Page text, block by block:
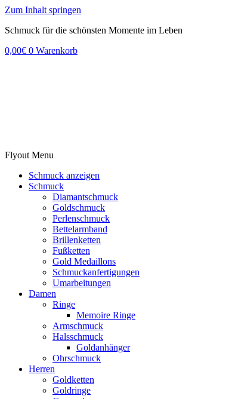
Zum Inhalt springen
Schmuck für die schönsten Momente im Leben
0,00€ 0 Warenkorb
Flyout Menu
Schmuck anzeigen
Schmuck
Diamantschmuck
Goldschmuck
Perlenschmuck
Bettelarmband
Brillenketten
Fußketten
Gold Medaillons
Schmuckanfertigungen
Umarbeitungen
Damen
Ringe
Memoire Ringe
Armschmuck
Halsschmuck
Goldanhänger
Ohrschmuck
Herren
Goldketten
Goldringe